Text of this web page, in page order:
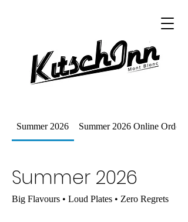
Summer 2026 Summer 2026 Online
Summer 2026